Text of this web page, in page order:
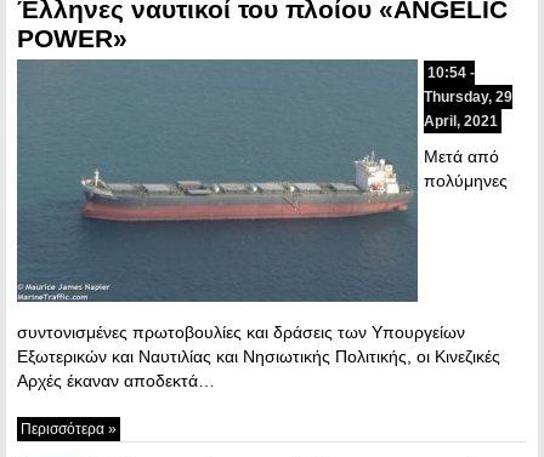
Έλληνες ναυτικοί του πλοίου «ANGELIC
POWER»
10:54 -
Thursday, 29
April, 2021
Μετά από
πολύμηνες
συντονισμένες πρωτοβουλίες και δράσεις των Υπουργείων
Εξωτερικών και Ναυτιλίας και Νησιωτικής Πολιτικής, οι Κινεζικές
Αρχές έκαναν αποδεκτά…
Περισσότερα »